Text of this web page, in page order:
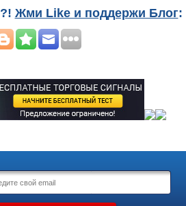
?! Жми Like и поддержи Блог: